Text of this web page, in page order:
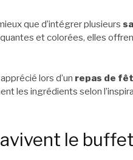
que d’intégrer plusieurs
et colorées, elles
lors d’un repas de
les ingrédients selon
le buffet